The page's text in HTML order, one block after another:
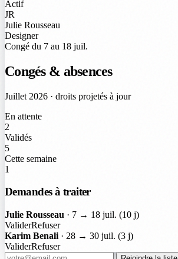
Actif
JR
Julie Rousseau
Designer
Congé du 7 au 18 juil.
Congés & absences
Juillet 2026 · droits projetés à jour
En attente
2
Validés
5
Cette semaine
1
Demandes à traiter
Julie Rousseau · 7 → 18 juil. (10 j)
ValiderRefuser
Karim Benali · 28 → 30 juil. (3 j)
ValiderRefuser